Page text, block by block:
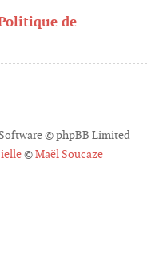
de
© phpBB Limited
©Maël Soucaze